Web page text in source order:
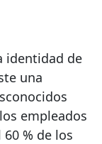
identidad de
una
empleados
% de los